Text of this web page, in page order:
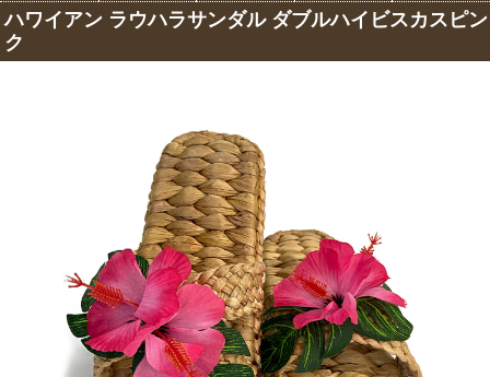
ハワイアン ラウハラサンダル ダブルハイビスカスピン
ク